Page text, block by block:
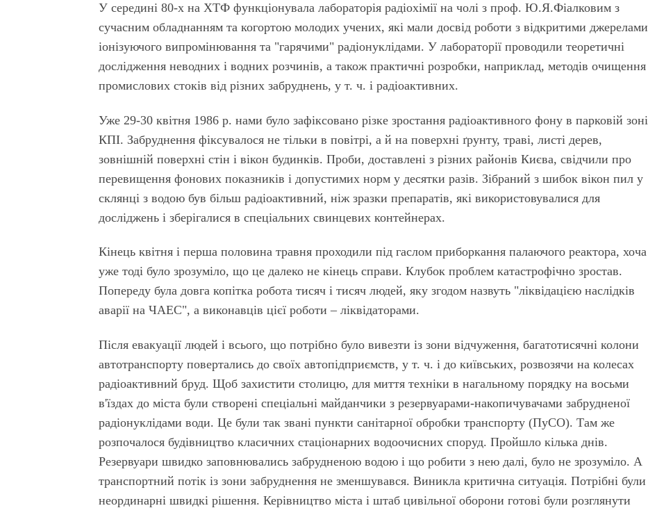
У середині 80-х на ХТФ функціонувала лабораторія радіохімії на чолі з проф. Ю.Я.Фіалковим з
сучасним обладнанням та когортою молодих учених, які мали досвід роботи з відкритими джерелами
іонізуючого випромінювання та "гарячими" радіонуклідами. У лабораторії проводили теоретичні
дослідження неводних і водних розчинів, а також практичні розробки, наприклад, методів очищення
промислових стоків від різних забруднень, у т. ч. і радіоактивних.
Уже 29-30 квітня 1986 р. нами було зафіксовано різке зростання радіоактивного фону в парковій зоні
КПІ. Забруднення фіксувалося не тільки в повітрі, а й на поверхні ґрунту, траві, листі дерев,
зовнішній поверхні стін і вікон будинків. Проби, доставлені з різних районів Києва, свідчили про
перевищення фонових показників і допустимих норм у десятки разів. Зібраний з шибок вікон пил у
склянці з водою був більш радіоактивний, ніж зразки препаратів, які використовувалися для
досліджень і зберігалися в спеціальних свинцевих контейнерах.
Кінець квітня і перша половина травня проходили під гаслом приборкання палаючого реактора, хоча
уже тоді було зрозуміло, що це далеко не кінець справи. Клубок проблем катастрофічно зростав.
Попереду була довга копітка робота тисяч і тисяч людей, яку згодом назвуть "ліквідацією наслідків
аварії на ЧАЕС", а виконавців цієї роботи – ліквідаторами.
Після евакуації людей і всього, що потрібно було вивезти із зони відчуження, багатотисячні колони
автотранспорту повертались до своїх автопідприємств, у т. ч. і до київських, розвозячи на колесах
радіоактивний бруд. Щоб захистити столицю, для миття техніки в нагальному порядку на восьми
в'їздах до міста були створені спеціальні майданчики з резервуарами-накопичувачами забрудненої
радіонуклідами води. Це були так звані пункти санітарної обробки транспорту (ПуСО). Там же
розпочалося будівництво класичних стаціонарних водоочисних споруд. Пройшло кілька днів.
Резервуари швидко заповнювались забрудненою водою і що робити з нею далі, було не зрозуміло. А
транспортний потік із зони забруднення не зменшувався. Виникла критична ситуація. Потрібні були
неординарні швидкі рішення. Керівництво міста і штаб цивільної оборони готові були розглянути